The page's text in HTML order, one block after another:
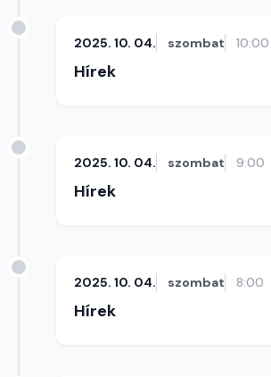
2025. 10. 04. szombat 10:00
Hírek
2025. 10. 04. szombat 9:00
Hírek
2025. 10. 04. szombat 8:00
Hírek